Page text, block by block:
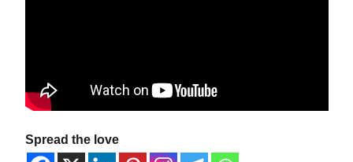
Spread the love